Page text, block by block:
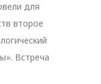
для
второе
Встреча